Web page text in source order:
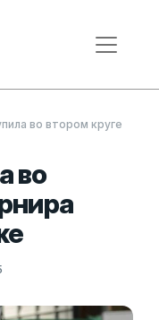
во втором круге
во